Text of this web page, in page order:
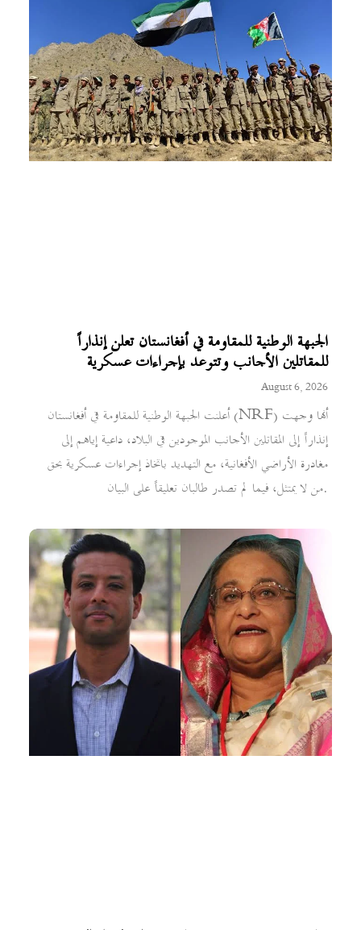
الجبهة الوطنية للمقاومة في أفغانستان تعلن إنذاراً
للمقاتلين الأجانب وتتوعد بإجراءات عسكرية
August 6, 2026
أعلنت الجبهة الوطنية للمقاومة في أفغانستان (NRF) أنها وجهت
إنذاراً إلى المقاتلين الأجانب الموجودين في البلاد، داعية إياهم إلى
مغادرة الأراضي الأفغانية، مع التهديد باتخاذ إجراءات عسكرية بحق
من لا يمتثل، فيما لم تصدر طالبان تعليقاً على البيان.